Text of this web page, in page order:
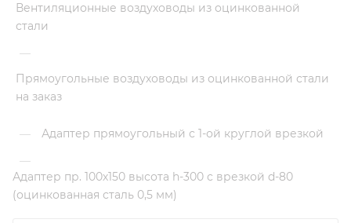
Вентиляционные воздуховоды из оцинкованной
стали
—
Прямоугольные воздуховоды из оцинкованной стали
на заказ
—
Адаптер прямоугольный с 1-ой круглой врезкой
—
Адаптер пр. 100х150 высота h-300 с врезкой d-80
(оцинкованная сталь 0,5 мм)